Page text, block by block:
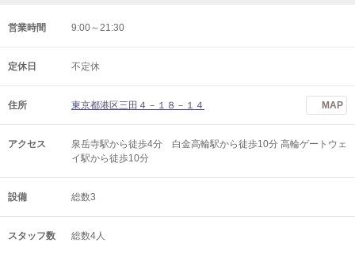
営業時間 9:00～21:30
定休日 不定休
住所 東京都港区三田４－１８－１４ MAP
アクセス
泉岳寺駅から徒歩4分 白金高輪駅から徒歩10分 高輪ゲートウェ
イ駅から徒歩10分
設備 総数3
スタッフ数 総数4人